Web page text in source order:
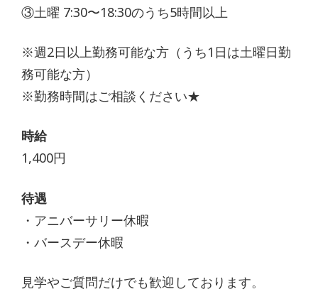
③土曜 7:30〜18:30のうち5時間以上
※週2日以上勤務可能な方（うち1日は土曜日勤
務可能な方）
※勤務時間はご相談ください★
時給
1,400円
待遇
・アニバーサリー休暇
・バースデー休暇
見学やご質問だけでも歓迎しております。